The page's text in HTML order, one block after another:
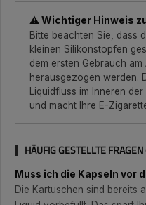
⚠️ Wichtiger Hinweis
Bitte beachten Sie, dass
kleinen Silikonstopfen
dem ersten Gebrauch
herausgezogen werden.
Liquidfluss im Inneren
und macht Ihre E-
HÄUFIG GESTELLTE FRAGEN
Muss ich die Kapseln vor
Die Kartuschen sind bereits